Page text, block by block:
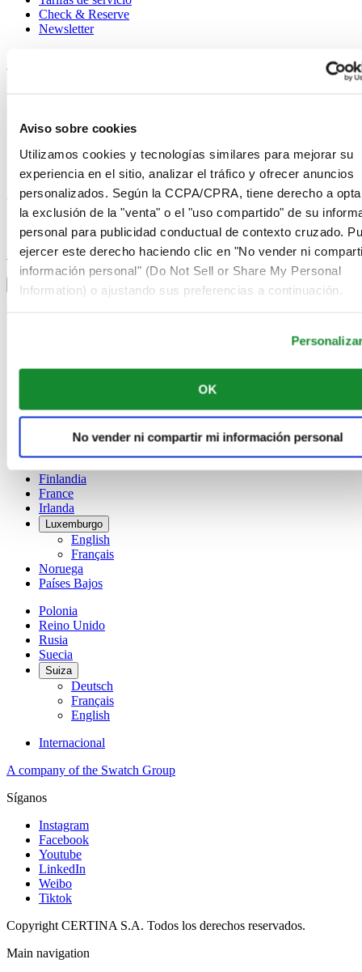
Aviso sobre cookies
Utilizamos cookies y tecnologías similares para mejorar su
experiencia en el sitio, analizar el tráfico y ofrecer anuncios
personalizados. Según la CCPA/CPRA, tiene derecho a
la exclusión de la "venta" o el "uso compartido" de su
personal para publicidad conductual de contexto cruzado.
ejercer este derecho haciendo clic en "No vender ni
información personal" (Do Not Sell or Share My Personal
Information) o ajustando sus preferencias a continuación.
OK
No vender ni compartir mi información personal
Check & Reserve
Newsletter
Aviso sobre cookies
Desistimiento del contrato
Sistema de información
Únase al club Certina
Suscríbase para recibir información exclusiva
Suscríbase
Seleccionar país/región
Alternador de idioma
Français
简体中文
Dinamarca
Finlandia
France
Irlanda
Luxemburgo
English
Français
Noruega
Países Bajos
Polonia
Reino Unido
Rusia
Suecia
Suiza
Deutsch
Français
English
Internacional
A company of the Swatch Group
Síganos
Instagram
Facebook
Youtube
LinkedIn
Weibo
Tiktok
Copyright CERTINA S.A. Todos los derechos reservados.
Main navigation